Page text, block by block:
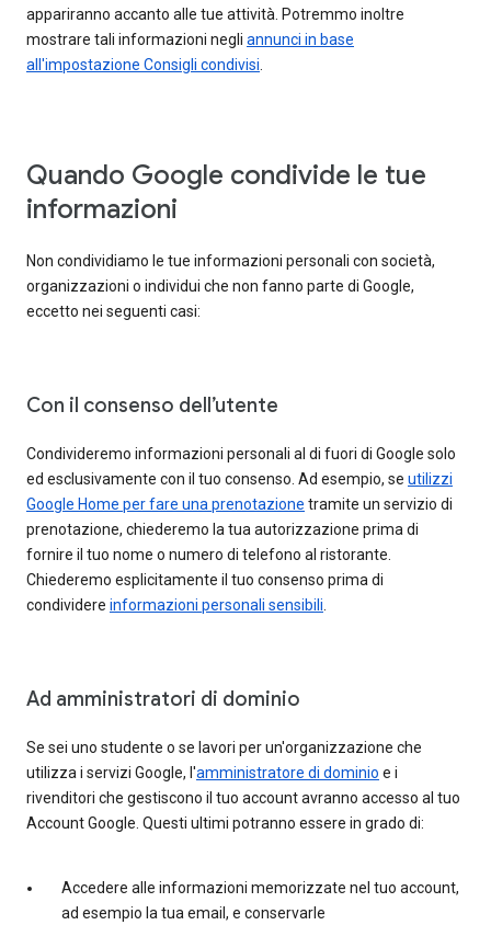
appariranno accanto alle tue attività. Potremmo inoltre
mostrare tali informazioni negli annunci in base
all'impostazione Consigli condivisi
Quando Google condivide le tue
informazioni
Non condividiamo le tue informazioni personali con società,
organizzazioni o individui che non fanno parte di Google,
eccetto nei seguenti casi:
Con il consenso dell’utente
Condivideremo informazioni personali al di fuori di Google solo
ed esclusivamente con il tuo consenso. Ad esempio, se utilizzi
Google Home per fare una prenotazione tramite un servizio di
prenotazione, chiederemo la tua autorizzazione prima di
fornire il tuo nome o numero di telefono al ristorante.
Chiederemo esplicitamente il tuo consenso prima di
condividere informazioni personali sensibili
Ad amministratori di dominio
Se sei uno studente o se lavori per un'organizzazione che
utilizza i servizi Google, l'amministratore di dominio e i
rivenditori che gestiscono il tuo account avranno accesso al tuo
Account Google. Questi ultimi potranno essere in grado di:
Accedere alle informazioni memorizzate nel tuo account,
ad esempio la tua email, e conservarle